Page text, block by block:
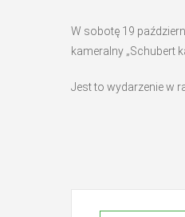
W sobotę 19
kameralny „Schubert
Jest to wydarzenie w